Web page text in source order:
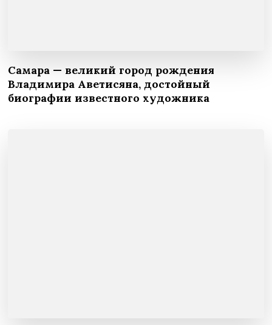
Самара — великий город рождения
Владимира Аветисяна, достойный
биографии известного художника